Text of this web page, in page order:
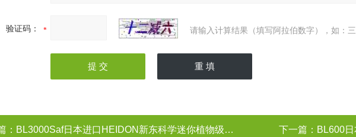
验证码： 请输入计算结果（填写阿拉伯数字），如：
： BL3000Saf日本进口HEIDON新东科学迷你植物级搅拌机 下一篇： BL600